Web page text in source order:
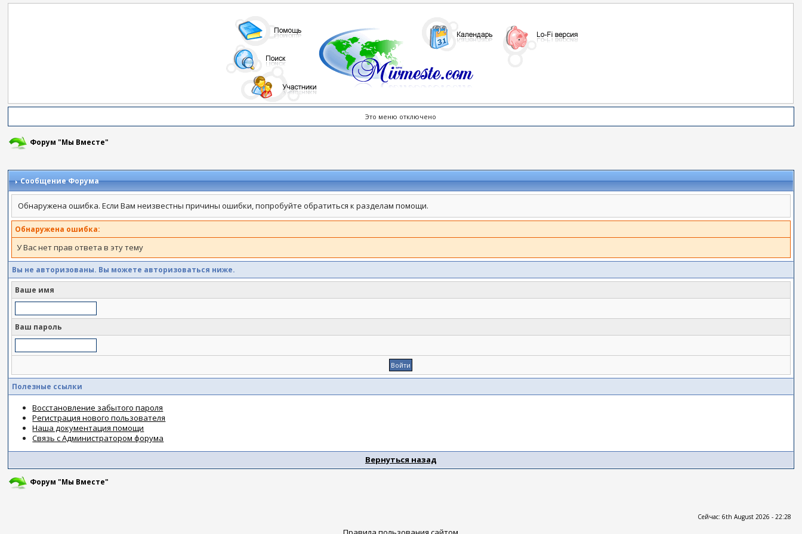
Это меню отключено
Форум "Мы Вместе"
Сообщение Форума
Обнаружена ошибка. Если Вам неизвестны причины ошибки, попробуйте обратиться к разделам помощи.
Обнаружена ошибка:
У Вас нет прав ответа в эту тему
Вы не авторизованы. Вы можете авторизоваться ниже.
Ваше имя
Ваш пароль
Полезные ссылки
Восстановление забытого пароля
Регистрация нового пользователя
Наша документация помощи
Связь с Администратором форума
Вернуться назад
Форум "Мы Вместе"
Сейчас: 6th August 2026 - 22:28